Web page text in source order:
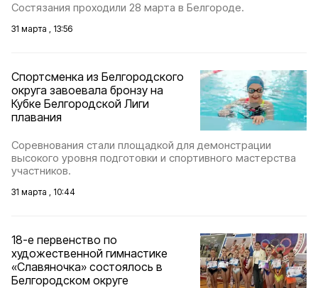
Состязания проходили 28 марта в Белгороде.
31 марта , 13:56
Спортсменка из Белгородского
округа завоевала бронзу на
Кубке Белгородской Лиги
плавания
Соревнования стали площадкой для демонстрации
высокого уровня подготовки и спортивного мастерства
участников.
31 марта , 10:44
18-е первенство по
художественной гимнастике
«Славяночка» состоялось в
Белгородском округе